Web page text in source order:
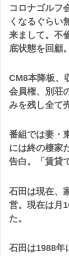
コロナゴルフ
くなるぐらい
来まして。不
底状態を回顧。
CM8本降板、
会員権、別荘
みを残し全て
番組では妻・
には終の棲家
告白。「賃貸
石田は現在、
営。現在は月
た。
石田は1988年